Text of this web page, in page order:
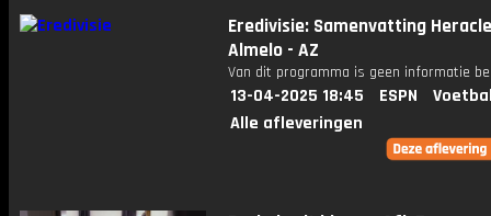
Eredivisie: Samenvatting
Almelo - AZ
Van dit programma is geen informatie
13-04-2025 18:45 ESPN
Alle afleveringen